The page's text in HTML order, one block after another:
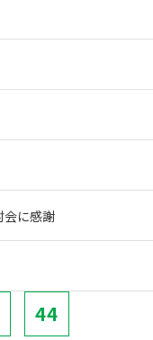
に感謝
44